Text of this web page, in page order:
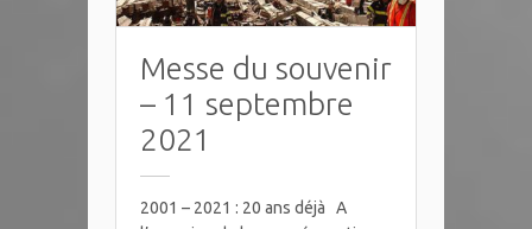
Messe du souvenir
– 11 septembre
2021
2001 – 2021 : 20 ans déjà A